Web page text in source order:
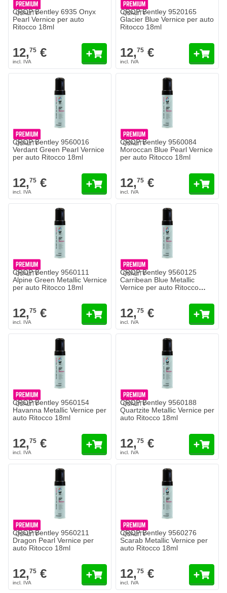
CROP Bentley 6935 Onyx
Pearl Vernice per auto
Ritocco 18ml
12,75 €
CROP Bentley 9520165
Glacier Blue Vernice per auto
Ritocco 18ml
12,75 €
CROP Bentley 9560016
Verdant Green Pearl Vernice
per auto Ritocco 18ml
12,75 €
CROP Bentley 9560084
Moroccan Blue Pearl Vernice
per auto Ritocco 18ml
12,75 €
CROP Bentley 9560111
Alpine Green Metallic Vernice
per auto Ritocco 18ml
12,75 €
CROP Bentley 9560125
Carribean Blue Metallic
Vernice per auto Ritocco
12,75 €
CROP Bentley 9560154
Havanna Metallic Vernice per
auto Ritocco 18ml
12,75 €
CROP Bentley 9560188
Quartzite Metallic Vernice per
auto Ritocco 18ml
12,75 €
CROP Bentley 9560211
Dragon Pearl Vernice per
auto Ritocco 18ml
12,75 €
CROP Bentley 9560276
Scarab Metallic Vernice per
auto Ritocco 18ml
12,75 €